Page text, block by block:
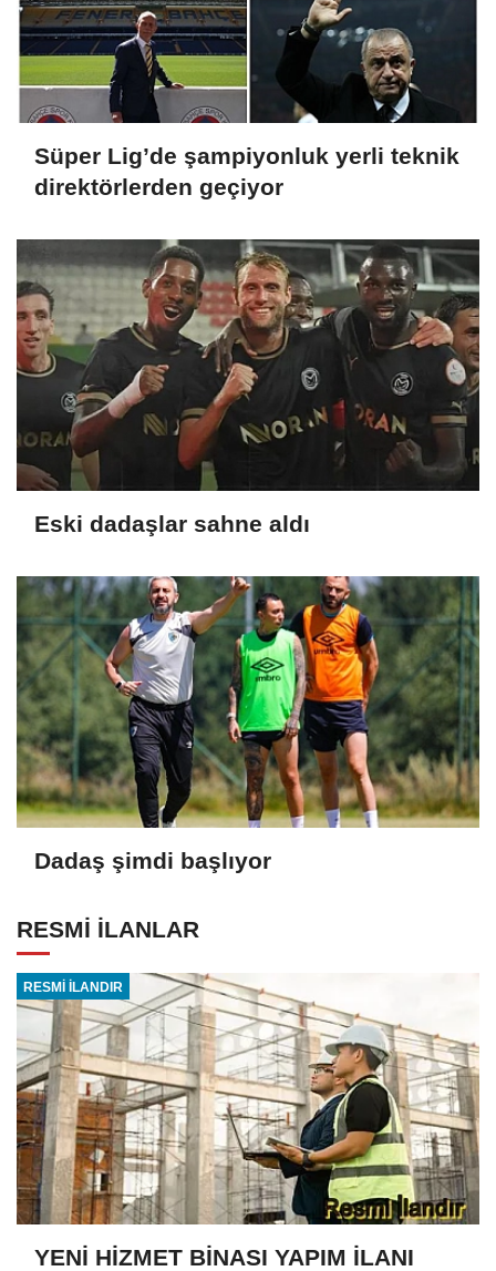
Süper Lig’de şampiyonluk yerli teknik
direktörlerden geçiyor
Eski dadaşlar sahne aldı
Dadaş şimdi başlıyor
RESMİ İLANLAR
RESMİ İLANDIR
YENİ HİZMET BİNASI YAPIM İLANI